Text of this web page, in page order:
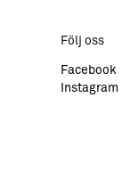
Följ oss
Facebook
Instagram